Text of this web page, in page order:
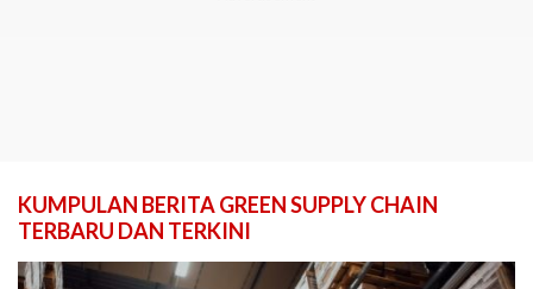
KUMPULAN BERITA GREEN SUPPLY CHAIN
TERBARU DAN TERKINI